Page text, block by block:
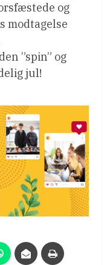
og
modtagelse
”spin” og
jul!